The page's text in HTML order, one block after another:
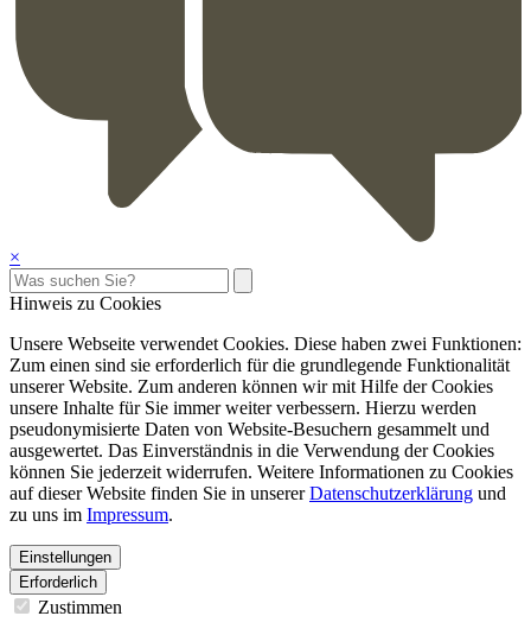
×
Hinweis zu Cookies
Unsere Webseite verwendet Cookies. Diese haben zwei Funktionen:
Zum einen sind sie erforderlich für die grundlegende Funktionalität
unserer Website. Zum anderen können wir mit Hilfe der Cookies
unsere Inhalte für Sie immer weiter verbessern. Hierzu werden
pseudonymisierte Daten von Website-Besuchern gesammelt und
ausgewertet. Das Einverständnis in die Verwendung der Cookies
können Sie jederzeit widerrufen. Weitere Informationen zu Cookies
auf dieser Website finden Sie in unsererDatenschutzerklärung und
zu uns im Impressum.
Einstellungen
Erforderlich
Zustimmen